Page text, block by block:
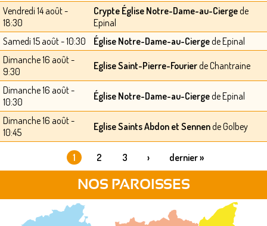
Vendredi 14 août -
18:30
Crypte Église Notre-Dame-au-Ciergede
Epinal
Samedi 15 août - 10:30
Église Notre-Dame-au-Ciergede Epinal
Dimanche 16 août -
9:30
Eglise Saint-Pierre-Fourierde Chantraine
Dimanche 16 août -
10:30
Église Notre-Dame-au-Ciergede Epinal
Dimanche 16 août -
10:45
Eglise Saints Abdon et Sennende Golbey
1 2 3 › dernier »
NOS PAROISSES